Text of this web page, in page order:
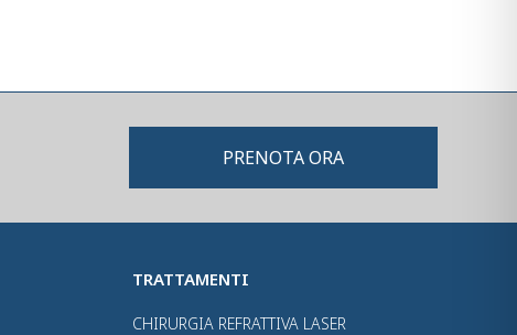
PRENOTA ORA
TRATTAMENTI
CHIRURGIA REFRATTIVA LASER